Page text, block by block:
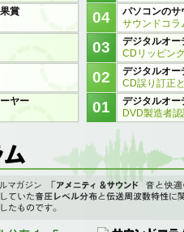
賞
ヤー
04
パソコンのサ
サウンドコラ
03 デジタルオ
CDリッピン
02 デジタルオ
CD誤り訂正
01 デジタルオ
DVD製造者
特性
間へ」のvol.1～10に連載していた 音圧
ジに編集して掲載しました。